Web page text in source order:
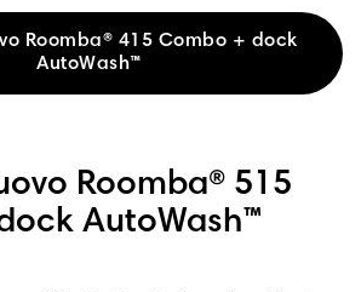
Roomba® 415 Combo + dock
AutoWash™
Roomba® 515
AutoWash™